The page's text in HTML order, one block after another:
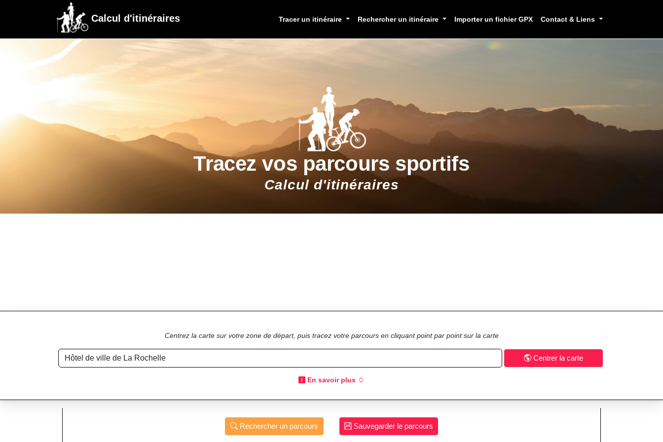
Calcul d'itinéraires Tracer un itinéraire Rechercher un itinéraire Importer un fichier GPX Contact & Liens
Tracez vos parcours sportifs
Calcul d'itinéraires
Centrez la carte sur votre zone de départ, puis tracez votre parcours en cliquant point par point sur la carte
Centrer la carte
En savoir plus
Rechercher un parcours Sauvegarder le parcours